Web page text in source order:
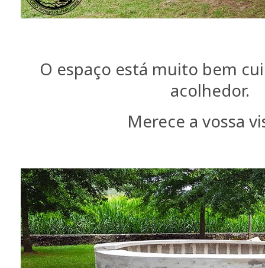
O espaço está muito bem
acolhedor.
Merece a vossa